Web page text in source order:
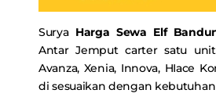
Surya Harga Sewa Elf
Antar Jemput carter satu
Avanza, Xenia, Innova, HIace
di sesuaikan dengan